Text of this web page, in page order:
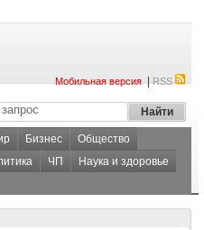
Мобильная версия|RSS
Бизнес
Общество
ЧП
Наука и здоровье